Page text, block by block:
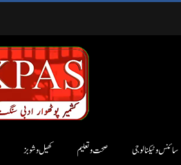
سائنس وٹیکنالوجی صحت و تعلیم کھیل و شوبز